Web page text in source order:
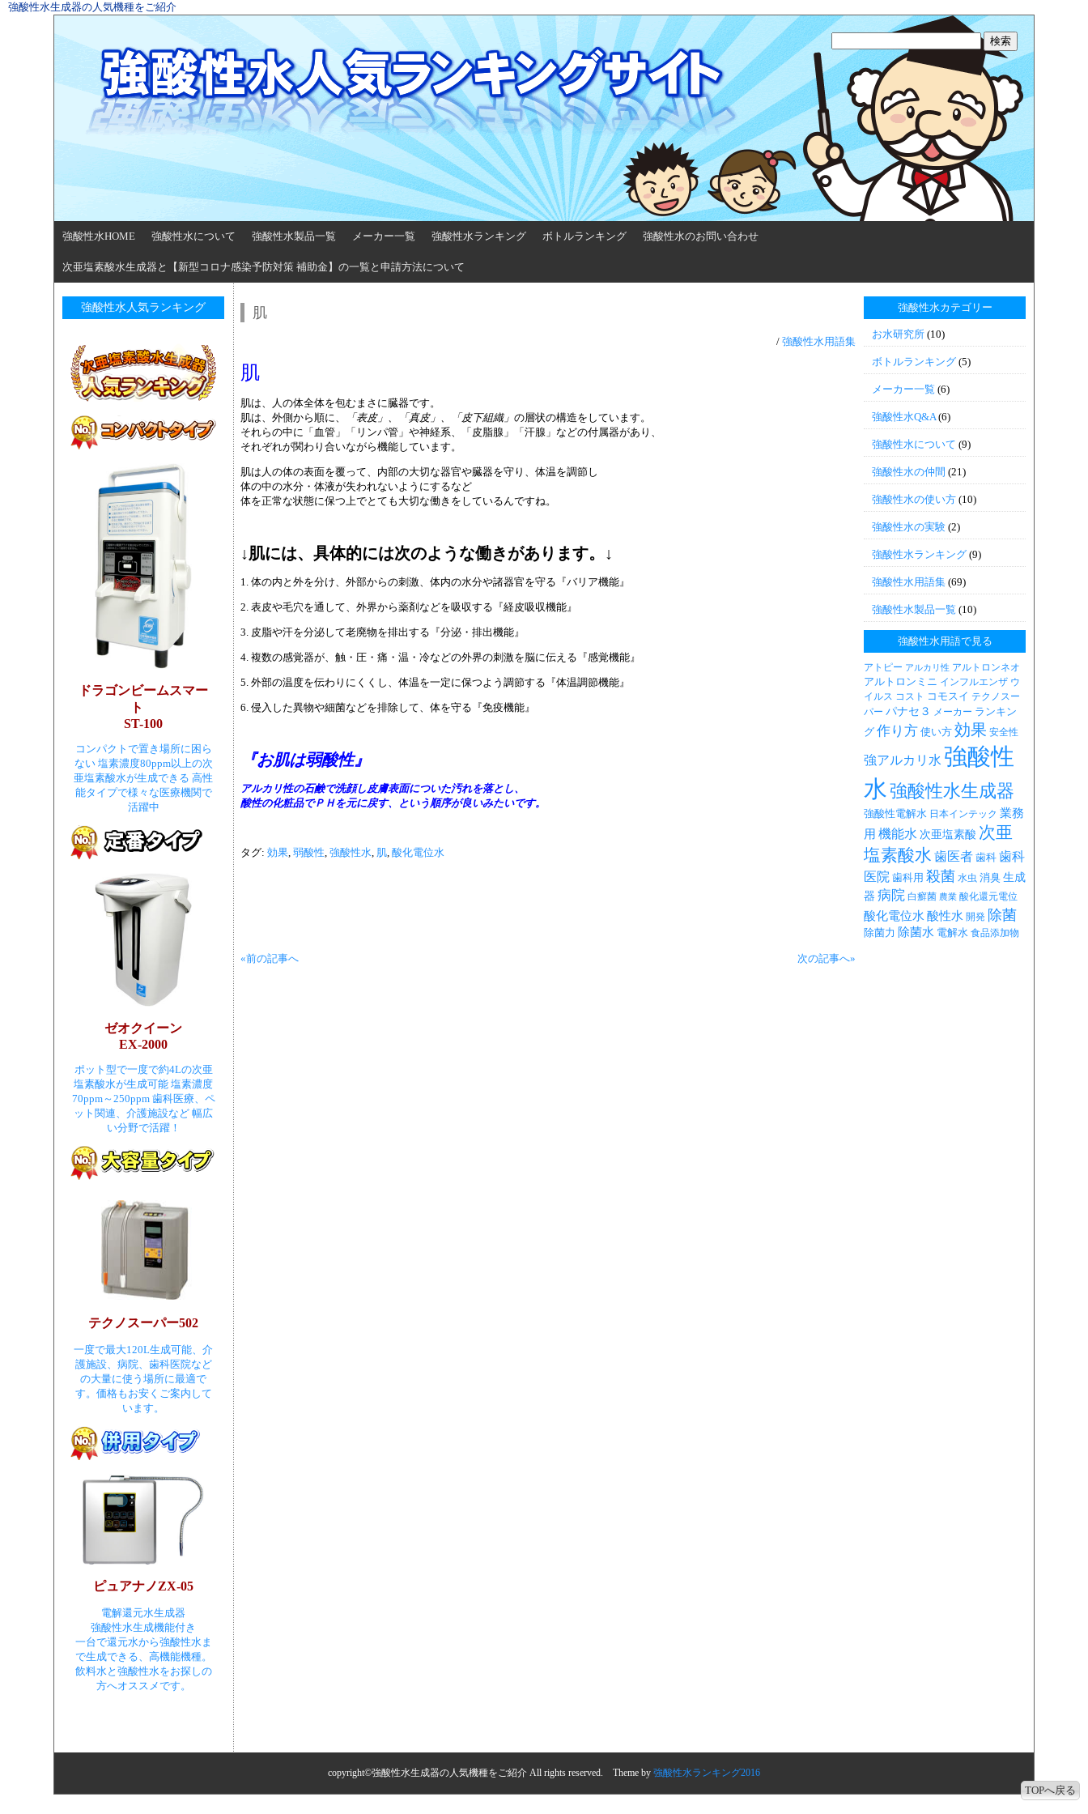
強酸性水生成器の人気機種をご紹介
強酸性水HOME 強酸性水について 強酸性水製品一覧 メーカー一覧 強酸性水ランキング ボトルランキング 強酸性水のお問い合わせ
次亜塩素酸水生成器と【新型コロナ感染予防対策 補助金】の一覧と申請方法について
強酸性水人気ランキング
ドラゴンビームスマー
ト
ST-100
コンパクトで置き場所に困ら
ない 塩素濃度80ppm以上の次
亜塩素酸水が生成できる 高性
能タイプで様々な医療機関で
活躍中
ゼオクイーン
EX-2000
ポット型で一度で約4Lの次亜
塩素酸水が生成可能 塩素濃度
70ppm～250ppm 歯科医療、ペ
ット関連、介護施設など 幅広
い分野で活躍！
テクノスーパー502
一度で最大120L生成可能、介
護施設、病院、歯科医院など
の大量に使う場所に最適で
す。価格もお安くご案内して
います。
ピュアナノZX-05
電解還元水生成器
強酸性水生成機能付き
一台で還元水から強酸性水ま
で生成できる、高機能機種。
飲料水と強酸性水をお探しの
方へオススメです。
肌
/ 強酸性水用語集
肌
肌は、人の体全体を包むまさに臓器です。
肌は、外側から順に、
「表皮」、「真皮」、「皮下組織」 の層状の構造をしています。
それらの中に「血管」「リンパ管」や神経系、「皮脂腺」「汗腺」などの付属器があり、
それぞれが関わり合いながら機能しています。
肌は人の体の表面を覆って、内部の大切な器官や臓器を守り、体温を調節し
体の中の水分・体液が失われないようにするなど
体を正常な状態に保つ上でとても大切な働きをしているんですね。
↓肌には、具体的には次のような働きがあります。↓
1. 体の内と外を分け、外部からの刺激、体内の水分や諸器官を守る『バリア機能』
2. 表皮や毛穴を通して、外界から薬剤などを吸収する『経皮吸収機能』
3. 皮脂や汗を分泌して老廃物を排出する『分泌・排出機能』
4. 複数の感覚器が、触・圧・痛・温・冷などの外界の刺激を脳に伝える『感覚機能』
5. 外部の温度を伝わりにくくし、体温を一定に保つよう調節する『体温調節機能』
6. 侵入した異物や細菌などを排除して、体を守る『免疫機能』
『お肌は弱酸性』
アルカリ性の石鹸で洗顔し皮膚表面についた汚れを落とし、
酸性の化粧品でＰＨを元に戻す、という順序が良いみたいです。
タグ: 効果, 弱酸性, 強酸性水, 肌, 酸化電位水
«前の記事へ 次の記事へ»
強酸性水カテゴリー
お水研究所 (10)
ボトルランキング (5)
メーカー一覧 (6)
強酸性水Q&A (6)
強酸性水について (9)
強酸性水の仲間 (21)
強酸性水の使い方 (10)
強酸性水の実験 (2)
強酸性水ランキング (9)
強酸性水用語集 (69)
強酸性水製品一覧 (10)
強酸性水用語で見る
アトピー アルカリ性 アルトロンネオ
アルトロンミニ インフルエンザ ウ
イルス コスト コモスイ テクノスー
パー パナセ３ メーカー ランキン
グ 作り方 使い方 効果 安全性
強アルカリ水 強酸性
水強酸性水生成器
強酸性電解水 日本インテック 業務
用 機能水 次亜塩素酸 次亜
塩素酸水 歯医者 歯科 歯科
医院 歯科用 殺菌 水虫 消臭 生成
器 病院 白癬菌 農業 酸化還元電位
酸化電位水 酸性水 開発 除菌
除菌力 除菌水 電解水 食品添加物
TOPへ戻る
copyright©強酸性水生成器の人気機種をご紹介 All rights reserved. Theme by 強酸性水ランキング2016